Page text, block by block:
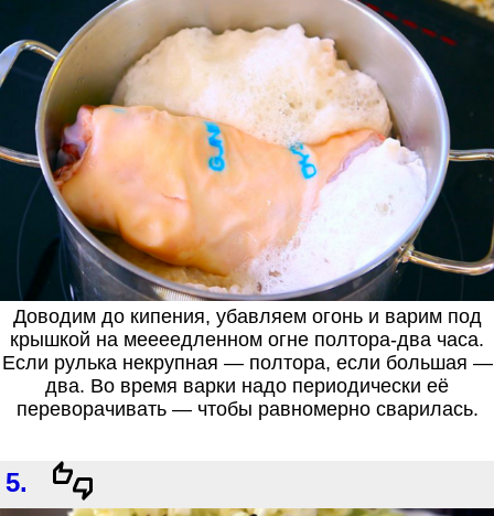
Доводим до кипения, убавляем огонь и варим под
крышкой на меееедленном огне полтора-два часа.
Если рулька некрупная — полтора, если большая —
два. Во время варки надо периодически её
переворачивать — чтобы равномерно сварилась.
5.